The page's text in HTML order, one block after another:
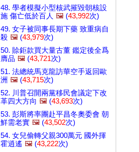
48. 學者模擬小型核武摧毀朝核設
施 傷亡低於百人 🖼️ (43,992次)
49. 女子被同事長期下藥 致重病自
殺 🖼️ (43,979次)
50. 賒鉅款買大量古董 鑑定後全爲
膺品 🖼️ (43,721次)
51. 法總統馬克龍訪華空手返回歐
洲 🖼️ (43,715次)
52. 川普召開兩黨移民會議定下改
革四大方向 🖼️ (43,693次)
53. 彭斯將率團赴平昌冬奧委會 朝
鮮需老實 🖼️ (43,502次)
54. 女兒偷轉父親300萬元 國外揮
霍逍遙 🖼️ (43,222次)